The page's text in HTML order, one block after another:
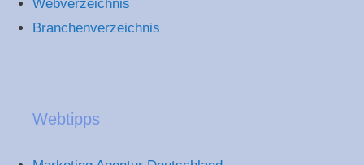
Webverzeichnis
Branchenverzeichnis
Webtipps